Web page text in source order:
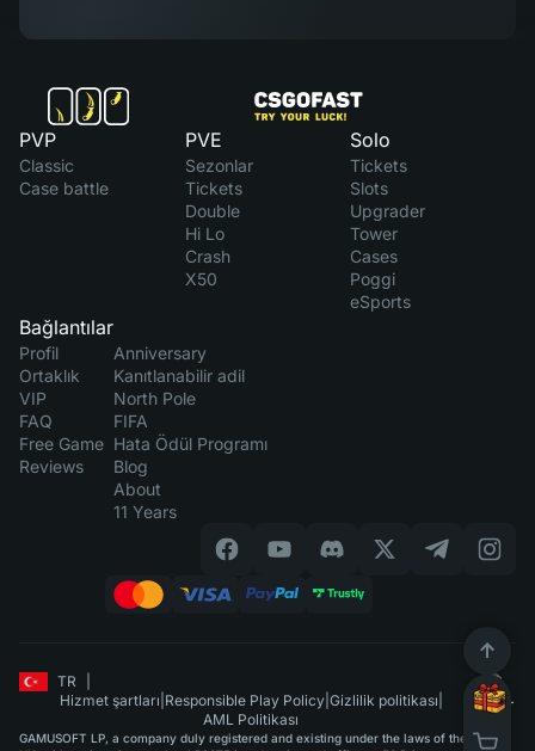
PVP
Classic
Case battle
PVE
Sezonlar
Tickets
Double
Hi Lo
Crash
X50
Solo
Tickets
Slots
Upgrader
Tower
Cases
Poggi
eSports
Bağlantılar
Profil
Ortaklık
VIP
FAQ
Free Game
Reviews
Anniversary
Kanıtlanabilir adil
North Pole
FIFA
Hata Ödül Programı
Blog
About
11 Years
TR
Hizmet şartları Responsible Play Policy| Gizlilik politikası
AML Politikası
GAMUSOFT LP, a company duly registered and existing under the laws of the